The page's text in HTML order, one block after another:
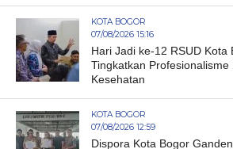
KOTA BOGOR
07/08/2026 15:16
Hari Jadi ke-12 RSUD Kota
Tingkatkan Profesionalisme
Kesehatan
KOTA BOGOR
07/08/2026 12:59
Dispora Kota Bogor